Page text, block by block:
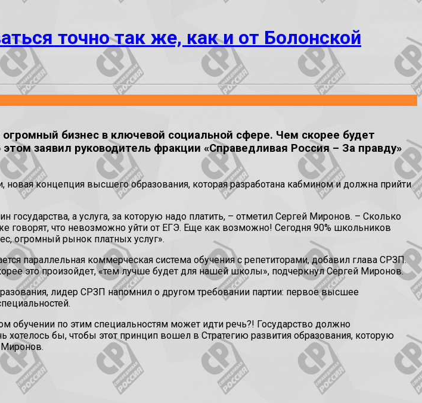
точно так же, как и от Болонской
огромный бизнес в ключевой социальной сфере. Чем скорее будет
заявил руководитель фракции «Справедливая Россия – За правду»
концепция высшего образования, которая разработана кабмином и должна прийти
государства, а услуга, за которую надо платить, – отметил Сергей Миронов. – Сколько
говорят, что невозможно уйти от ЕГЭ. Еще как возможно! Сегодня 90% школьников
огромный рынок платных услуг».
параллельная коммерческая система обучения с репетиторами, добавил глава СРЗП.
это произойдет, «тем лучше будет для нашей школы», подчеркнул Сергей Миронов.
лидер СРЗП напомнил о другом требовании партии: первое высшее
обучении по этим специальностям может идти речь?! Государство должно
бы, чтобы этот принцип вошел в Стратегию развития образования, которую
Миронов.